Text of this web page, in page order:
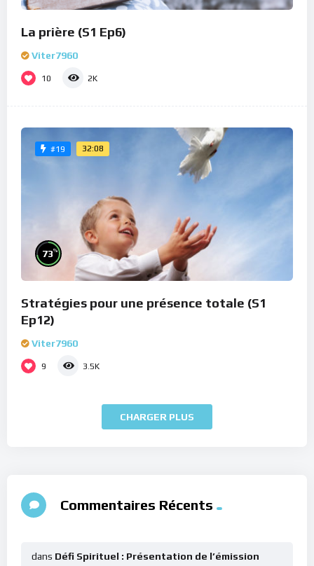
La prière (S1 Ep6)
Viter7960
10 2K
#19 32:08
73%
Stratégies pour une présence totale (S1
Ep12)
Viter7960
9 3.5K
CHARGER PLUS
Commentaires Récents
dans Défi Spirituel : Présentation de l’émission